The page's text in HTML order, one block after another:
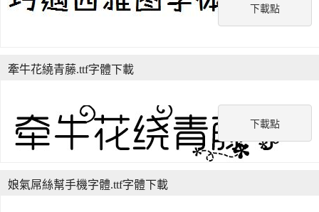
下載點
下載點
牽牛花繞青藤.ttf字體下載
娘氣屌絲幫手機字體.ttf字體下載